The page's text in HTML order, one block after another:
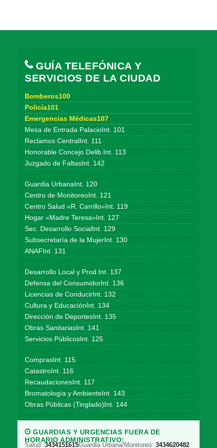
GUÍA TELEFÓNICA Y
SERVICIOS DE LA CIUDAD
Bomberos100
Policía101
Emergencias Médicas107
Mesa de Entrada PalacioInt. 101
Reclamos CentralInt. 111
Honorable Concejo Delib.Int. 113
Juzgado de FaltasInt. 142
Guardia UrbanaInt. 120
Centro de MonitoreoInt. 121
Centro Salud «R. Carrillo»Int. 119
Hogar «Madre Teresa»Int. 127
Sec. Desarrollo SocialInt. 129
Subsecretaría de la MujerInt. 130
ANAFInt. 131
Desarrollo Local y Prod.Int. 137
Defensa del ConsumidorInt. 136
Licencias de ConducirInt. 132
Cultura y EducaciónInt. 134
Dirección de DeportesInt. 135
Obras SanitariasInt. 141
Servicios PúblicosInt. 125
ComprasInt. 115
CatastroInt. 116
RecaudacionesInt. 117
Bromatología y AmbienteInt. 143
Obras Públicas (Tinglado)Int. 144
GUARDIAS Y URGENCIAS FUERA DE
HORARIO ADMINISTRATIVO:
Salud: 3434151615Guardia Urbana/Monitoreo: 3434620482